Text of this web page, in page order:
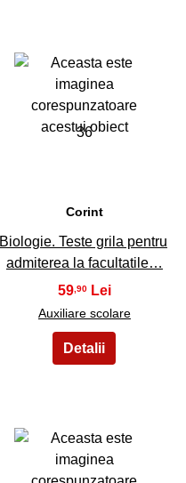
36
Corint
Biologie. Teste grila pentru
admiterea la facultatile…
59,90
Auxiliare scolare